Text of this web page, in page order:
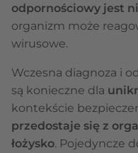
odpornościowy jest
organizm może
wirusowe.
Wczesna diagnoza i
są konieczne dla
kontekście
przedostaje się z
łożysko. Pojedyncze